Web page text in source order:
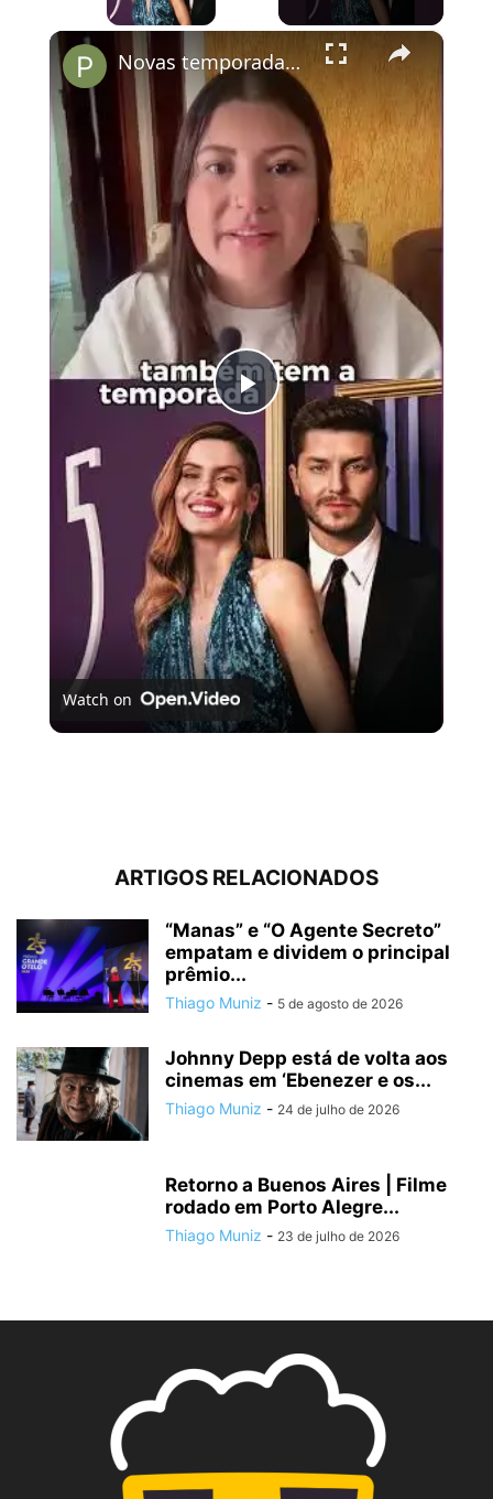
×
Play
Video
Novas temporadas de Casamento às Cegas já está disponível
Watch on
ARTIGOS RELACIONADOS
“Manas” e “O Agente Secreto”
empatam e dividem o principal
prêmio...
Thiago Muniz - 5 de agosto de 2026
Johnny Depp está de volta aos
cinemas em ‘Ebenezer e os...
Thiago Muniz - 24 de julho de 2026
Retorno a Buenos Aires | Filme
rodado em Porto Alegre...
Thiago Muniz - 23 de julho de 2026